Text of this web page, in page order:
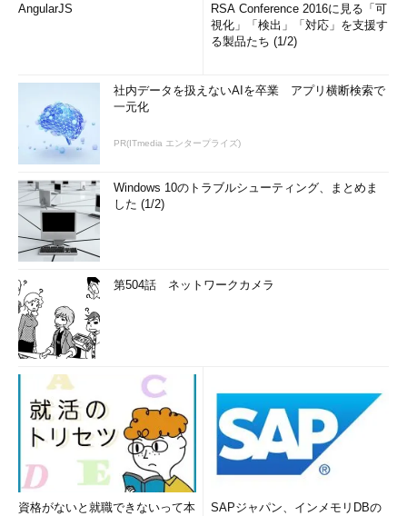
AngularJS
RSA Conference 2016に見る「可
視化」「検出」「対応」を支援す
る製品たち (1/2)
社内データを扱えないAIを卒業 アプリ横断検索で
一元化
PR(ITmedia エンタープライズ)
Windows 10のトラブルシューティング、まとめま
した (1/2)
第504話 ネットワークカメラ
資格がないと就職できないって本
SAPジャパン、インメモリDBの